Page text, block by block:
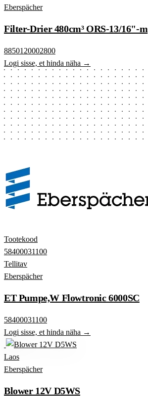
Eberspächer
Filter-Drier 480cm³ ORS-13/16"-m
8850120002800
Logi sisse, et hinda näha →
Tootekood
58400031100
Tellitav
Eberspächer
ET Pumpe,W Flowtronic 6000SC
58400031100
Logi sisse, et hinda näha →
Laos
Eberspächer
Blower 12V D5WS